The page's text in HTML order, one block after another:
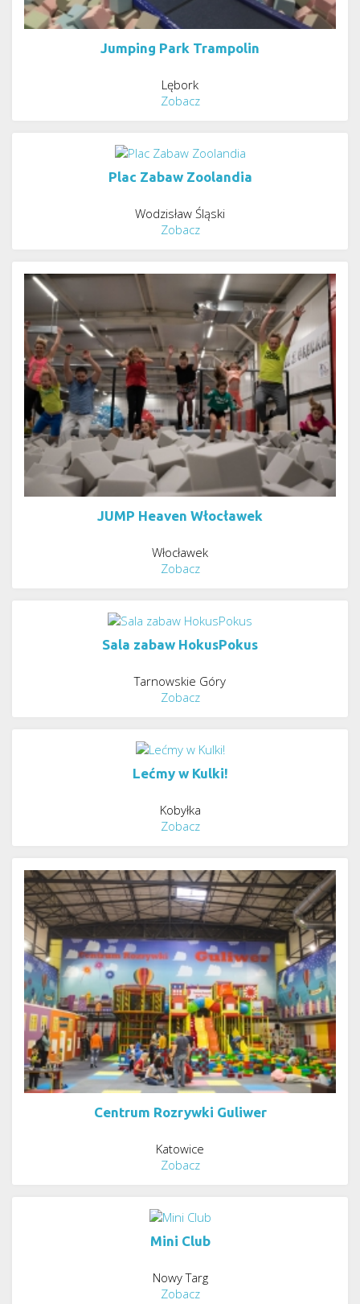
Jumping Park Trampolin
Lębork
Zobacz
Plac Zabaw Zoolandia
Wodzisław Śląski
Zobacz
JUMP Heaven Włocławek
Włocławek
Zobacz
Sala zabaw HokusPokus
Tarnowskie Góry
Zobacz
Lećmy w Kulki!
Kobyłka
Zobacz
Centrum Rozrywki Guliwer
Katowice
Zobacz
Mini Club
Nowy Targ
Zobacz